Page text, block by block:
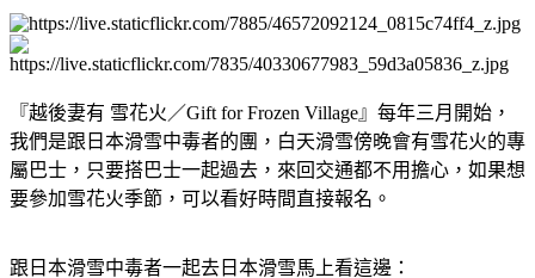
『越後妻有 雪花火／Gift for Frozen Village』每年三月開始，
我們是跟日本滑雪中毒者的團，白天滑雪傍晚會有雪花火的專
屬巴士，只要搭巴士一起過去，來回交通都不用擔心，如果想
要參加雪花火季節，可以看好時間直接報名。
跟日本滑雪中毒者一起去日本滑雪馬上看這邊：